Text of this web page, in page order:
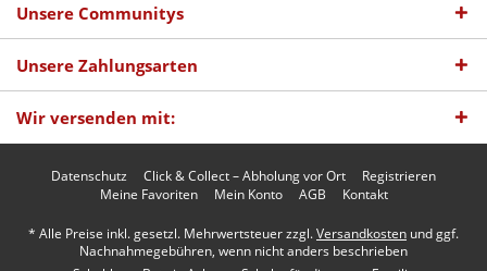
Unsere Communitys
Unsere Zahlungsarten
Wir versenden mit:
Datenschutz Click & Collect – Abholung vor Ort
Registrieren
Meine Favoriten
Mein Konto AGB Kontakt
* Alle Preise inkl. gesetzl. Mehrwertsteuer zzgl.Versandkosten und ggf.
Nachnahmegebühren, wenn nicht anders beschrieben